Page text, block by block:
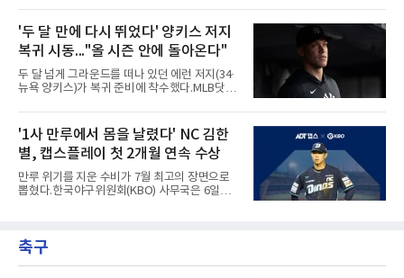
을 놓았고, 버펄로는 이 회에만 5점을 뽑아 7-6
역전승을 거뒀다.한국에서의 성적도
컵스)은 6일(한국시간) 미국 시카고 리글리필드
에서 나란히 홈런 두 방씩을 주고받았다.첫 회부
터 불이 붙었다. 1회초 선두타자 오타니가 컵스
선발 이마나가 쇼타를 상대로 우월 솔로 홈런을
뽑자, 1회말 크로암스트롱이 다저스 선발 에릭
라워를 상대로 중월 솔로 홈런으로 응수했다. 최
근 50년간 리글리필드에서 1회 양 팀 선두타자
10위 이내 선수끼리 이런 공방을 벌인 사례는 처
음이다.흐름은 크로암스트롱
'두 달 만에 다시 뛰었다' 양키스 저지
복귀 시동..."올 시즌 안에 돌아온다"
두 달 넘게 그라운드를 떠나 있던 에런 저지(34·
뉴욕 양키스)가 복귀 준비에 착수했다.MLB닷컴
뒤 야외 달리기와 상체 저항 운동으로 훈련 강도
를 높여도 된다는 허가를 받았다고 전했다.저지
는 이날 뉴욕 양키스타디움에서 열린 세인트루
이스 카디널스전을 앞두고 야구 장비를 착용한
채 스트레칭과 조깅, 저항 밴드 훈련을 소화했
다. 아메리칸리그 최우수선수(MVP) 3회 수상자
인 그가 부상 이후 야외 달리기에 나선 것은 처음
는 것이 계획이었고 올해를 접겠다고 생각한 적
은 없다고 말했다.이탈은
'1사 만루에서 몸을 날렸다' NC 김한
별, 캡스플레이 첫 2개월 연속 수상
만루 위기를 지운 수비가 7월 최고의 장면으로
뽑혔다.한국야구위원회(KBO) 사무국은 6일
이 상 제정 이래 첫 사례다.ADT캡스가 KBO와
함께 시상하는 이 상은 공식 기록위원이 승리 확
축구